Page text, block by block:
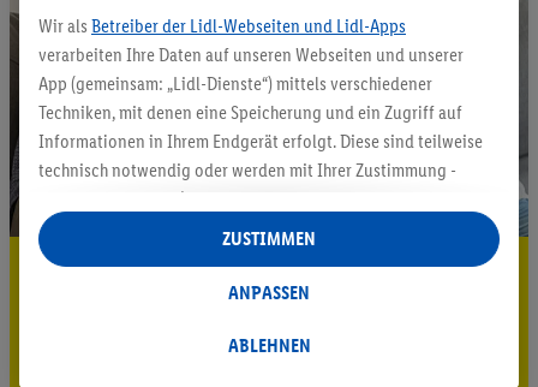
5.95 € Versand sparen³²ᵃ
Wir als Betreiber der Lidl-Webseiten und Lidl-Apps
verarbeiten Ihre Daten auf unseren Webseiten und unserer
App (gemeinsam: „Lidl-Dienste“) mittels verschiedener
Techniken, mit denen eine Speicherung und ein Zugriff auf
Informationen in Ihrem Endgerät erfolgt. Diese sind teilweise
technisch notwendig oder werden mit Ihrer Zustimmung -
auch durch Partner (u.a.
Verantwortliche; im Zusammenhang mit dem IAB TCF
insgesamt
Statistik-Erstellung oder für personalisierte Werbung
Datenverarbeitungen für personalisierte Werbung werden
ABLEHNEN
ANPASSEN
ZUSTIMMEN